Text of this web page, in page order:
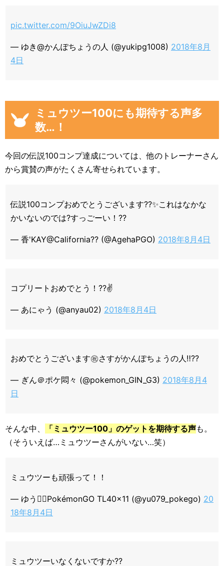
pic.twitter.com/9OiuJwZDi8
— ゆき@かんぽちょうの人 (@yukipg1008) 2018年8月
4日
ミュウツー100にも期待する声多
数…！
今回の伝説100コンプ達成については、他のトレーナーさん
から賞賛の声がたくさん寄せられています。
伝説100コンプおめでとうございます??✨これはなかな
かいないのでは?すっごーい！??
— 香'KAY@California?? (@AgehaPGO) 2018年8月4日
コプリートおめでとう！??✌️
— あにゃう (@anyau02) 2018年8月4日
おめでとうございます㊗️さすがかんぽちょうの人‼️??
— ぎん＠ポケ悶々 (@pokemon_GIN_G3) 2018年8月4
日
そんな中、 「ミュウツー100」のゲットを期待する声も。
（そういえば…ミュウツーさんがいない…笑）
ミュウツーも頑張って！！
— ゆう◓⃙PokémonGO TL40×11 (@yu079_pokego) 20
18年8月4日
ミュウツーいなくないですか??